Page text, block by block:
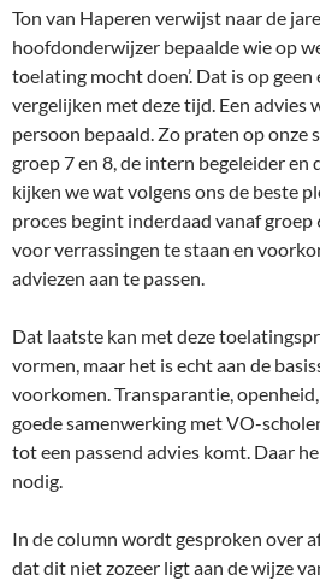
Ton van Haperen verwijst naar de
hoofdonderwijzer bepaalde wie op
toelating mocht doen’. Dat is op
vergelijken met deze tijd. Een advies
persoon bepaald. Zo praten op onze
groep 7 en 8, de intern begeleider en
kijken we wat volgens ons de beste
proces begint inderdaad vanaf
voor verrassingen te staan en
adviezen aan te passen.
Dat laatste kan met deze
vormen, maar het is echt aan de
voorkomen. Transparantie,
goede samenwerking met VO-
tot een passend advies komt. Daar
nodig.
In de column wordt gesproken over
dat dit niet zozeer ligt aan de wijze